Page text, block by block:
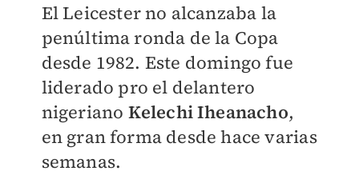
El Leicester no alcanzaba la
penúltima ronda de la Copa
desde 1982. Este domingo fue
liderado pro el delantero
nigeriano Kelechi Iheanacho,
en gran forma desde hace varias
semanas.